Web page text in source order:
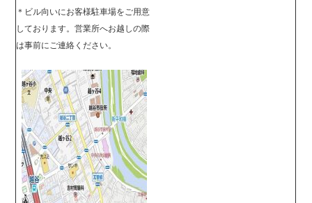
＊ ビル向いにお客様駐車場をご用意
しております。営業所へお越しの際
は事前にご連絡ください。